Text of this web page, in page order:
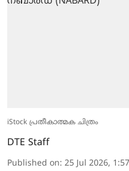
iStock പ്രതീകാത്മക ചിത്രം
DTE Staff
Published on: 25 Jul 2026,